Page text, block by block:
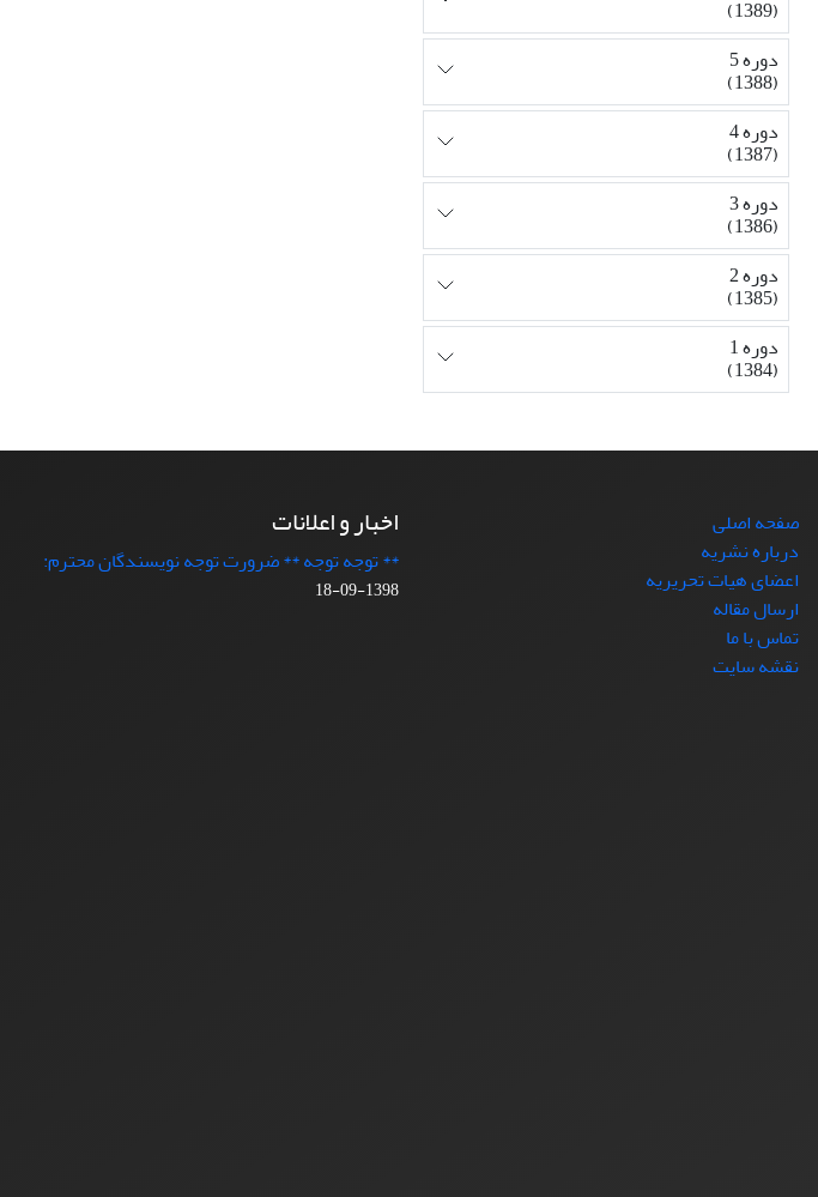
(1389)
دوره 5
(1388)
دوره 4
(1387)
دوره 3
(1386)
دوره 2
(1385)
دوره 1
(1384)
صفحه اصلی
درباره نشریه
اعضای هیات تحریریه
ارسال مقاله
تماس با ما
نقشه سایت
اخبار و اعلانات
** توجه توجه ** ضرورت توجه نویسندگان محترم:
1398-09-18